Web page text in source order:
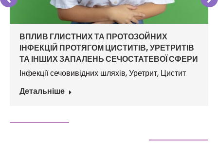
ВПЛИВ ГЛИСТНИХ ТА ПРОТОЗОЙНИХ
ІНФЕКЦІЙ ПРОТЯГОМ ЦИСТИТІВ, УРЕТРИТІВ
ТА ІНШИХ ЗАПАЛЕНЬ СЕЧОСТАТЕВОЇ СФЕРИ
Інфекції сечовивідних шляхів,Уретрит, Цистит
Детальніше